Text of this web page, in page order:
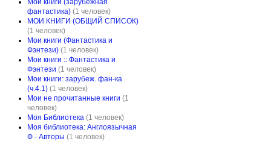
Мои книги (зарубежная
фантастика) (1 человек)
МОИ КНИГИ (ОБЩИЙ СПИСОК)
(1 человек)
Мои книги (Фантастика и
Фэнтези) (1 человек)
Мои книги :: Фантастика и
Фэнтези (1 человек)
Мои книги: зарубеж. фан-ка
(ч.4.1) (1 человек)
Мои не прочитанные книги (1
человек)
Моя Библиотека (1 человек)
Моя библиотека: Англоязычная
Ф - Авторы (1 человек)